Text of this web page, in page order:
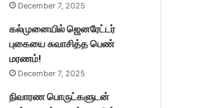
December 7, 2025
கல்முனையில் ஜெனரேட்டர்
புகையை சுவாசித்த பெண்
மரணம்!
December 7, 2025
நிவாரண பொருட்களுடன்